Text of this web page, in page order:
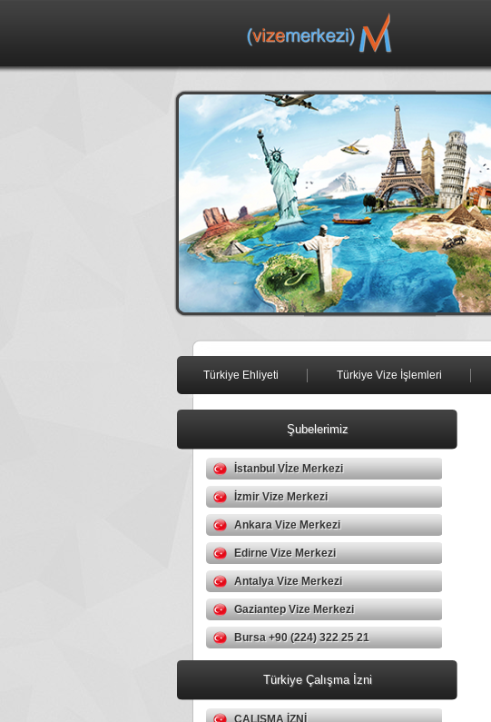
Türkiye Ehliyeti Türkiye Vize İşlemleri
Şubelerimiz
İstanbul Vİze Merkezi
İzmir Vize Merkezi
Ankara Vize Merkezi
Edirne Vize Merkezi
Antalya Vize Merkezi
Gaziantep Vize Merkezi
Bursa +90 (224) 322 25 21
Türkiye Çalışma İzni
ÇALIŞMA İZNİ